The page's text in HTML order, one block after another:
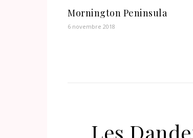
Mornington Peninsula
6 novembre 2018
Les